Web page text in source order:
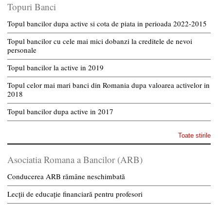
Topuri Banci
Topul bancilor dupa active si cota de piata in perioada 2022-2015
Topul bancilor cu cele mai mici dobanzi la creditele de nevoi
personale
Topul bancilor la active in 2019
Topul celor mai mari banci din Romania dupa valoarea activelor in
2018
Topul bancilor dupa active in 2017
Toate stirile
Asociatia Romana a Bancilor (ARB)
Conducerea ARB rămâne neschimbată
Lecții de educație financiară pentru profesori